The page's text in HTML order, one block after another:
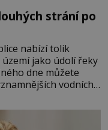
strání po
nabízí tolik
jako údolí řeky
dne můžete
vodních
památek ve